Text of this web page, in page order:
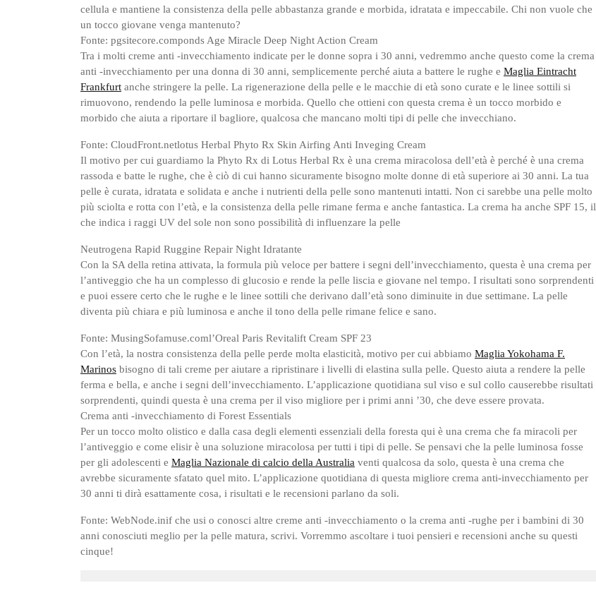
cellula e mantiene la consistenza della pelle abbastanza grande e morbida, idratata e impeccabile. Chi non vuole che
un tocco giovane venga mantenuto?
Fonte: pgsitecore.componds Age Miracle Deep Night Action Cream
Tra i molti creme anti -invecchiamento indicate per le donne sopra i 30 anni, vedremmo anche questo come la crema
anti -invecchiamento per una donna di 30 anni, semplicemente perché aiuta a battere le rughe e Maglia Eintracht
Frankfurt anche stringere la pelle. La rigenerazione della pelle e le macchie di età sono curate e le linee sottili si
rimuovono, rendendo la pelle luminosa e morbida. Quello che ottieni con questa crema è un tocco morbido e
morbido che aiuta a riportare il bagliore, qualcosa che mancano molti tipi di pelle che invecchiano.
Fonte: CloudFront.netlotus Herbal Phyto Rx Skin Airfing Anti Inveging Cream
Il motivo per cui guardiamo la Phyto Rx di Lotus Herbal Rx è una crema miracolosa dell’età è perché è una crema
rassoda e batte le rughe, che è ciò di cui hanno sicuramente bisogno molte donne di età superiore ai 30 anni. La tua
pelle è curata, idratata e solidata e anche i nutrienti della pelle sono mantenuti intatti. Non ci sarebbe una pelle molto
più sciolta e rotta con l’età, e la consistenza della pelle rimane ferma e anche fantastica. La crema ha anche SPF 15, il
che indica i raggi UV del sole non sono possibilità di influenzare la pelle
Neutrogena Rapid Ruggine Repair Night Idratante
Con la SA della retina attivata, la formula più veloce per battere i segni dell’invecchiamento, questa è una crema per
l’antiveggio che ha un complesso di glucosio e rende la pelle liscia e giovane nel tempo. I risultati sono sorprendenti
e puoi essere certo che le rughe e le linee sottili che derivano dall’età sono diminuite in due settimane. La pelle
diventa più chiara e più luminosa e anche il tono della pelle rimane felice e sano.
Fonte: MusingSofamuse.coml’Oreal Paris Revitalift Cream SPF 23
Con l’età, la nostra consistenza della pelle perde molta elasticità, motivo per cui abbiamo Maglia Yokohama F.
Marinos bisogno di tali creme per aiutare a ripristinare i livelli di elastina sulla pelle. Questo aiuta a rendere la pelle
ferma e bella, e anche i segni dell’invecchiamento. L’applicazione quotidiana sul viso e sul collo causerebbe risultati
sorprendenti, quindi questa è una crema per il viso migliore per i primi anni ’30, che deve essere provata.
Crema anti -invecchiamento di Forest Essentials
Per un tocco molto olistico e dalla casa degli elementi essenziali della foresta qui è una crema che fa miracoli per
l’antiveggio e come elisir è una soluzione miracolosa per tutti i tipi di pelle. Se pensavi che la pelle luminosa fosse
per gli adolescenti e Maglia Nazionale di calcio della Australia venti qualcosa da solo, questa è una crema che
avrebbe sicuramente sfatato quel mito. L’applicazione quotidiana di questa migliore crema anti-invecchiamento per
30 anni ti dirà esattamente cosa, i risultati e le recensioni parlano da soli.
Fonte: WebNode.inif che usi o conosci altre creme anti -invecchiamento o la crema anti -rughe per i bambini di 30
anni conosciuti meglio per la pelle matura, scrivi. Vorremmo ascoltare i tuoi pensieri e recensioni anche su questi
cinque!